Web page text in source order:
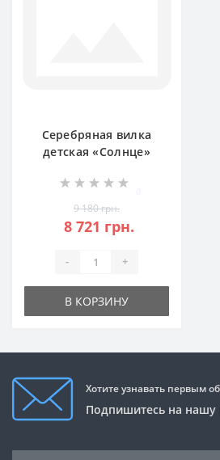
Серебряная вилка
детская «Солнце»
9 180 грн.
8 721 грн.
- +
В КОРЗИНУ
Хотите узнавать первым
Подпишитесь на нашу